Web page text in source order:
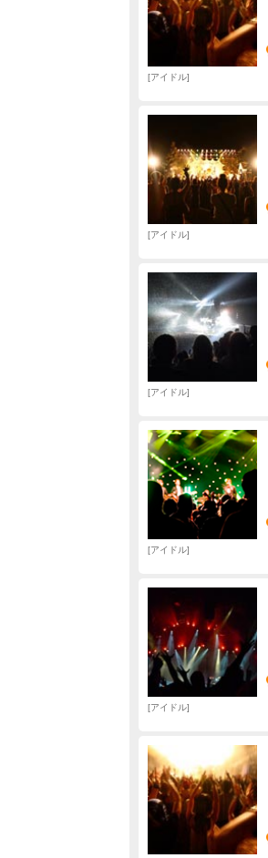
アイドル
アイドル
アイドル
アイドル
アイドル